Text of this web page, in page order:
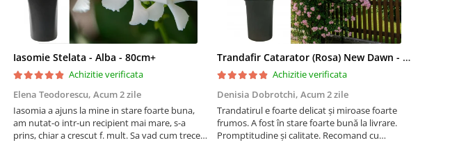
Iasomie Stelata - Alba - 80cm+
Achizitie verificata
Elena Teodorescu, Acum 2 zile
Iasomia a ajuns la mine in stare foarte buna,
am nutat-o intr-un recipient mai mare, s-a
prins, chiar a crescut f. mult. Sa vad cum trece
Trandafir Catarator (Rosa) New Dawn - 75cm
Achizitie verificata
Denisia Dobrotchi, Acum 2 zile
Trandatirul e foarte delicat și miroase foarte
frumos. A fost în stare foarte bună la livrare.
Promptitudine și calitate. Recomand cu